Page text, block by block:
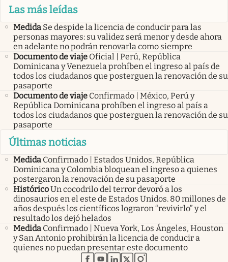
Las más leídas
Medida Se despide la licencia de conducir para las
personas mayores: su validez será menor y desde ahora
en adelante no podrán renovarla como siempre
Documento de viaje Oficial | Perú, República
Dominicana y Venezuela prohíben el ingreso al país de
todos los ciudadanos que posterguen la renovación de su
pasaporte
Documento de viaje Confirmado | México, Perú y
República Dominicana prohíben el ingreso al país a
todos los ciudadanos que posterguen la renovación de su
pasaporte
Últimas noticias
Medida Confirmado | Estados Unidos, República
Dominicana y Colombia bloquean el ingreso a quienes
postergaron la renovación de su pasaporte
HistóricoUn cocodrilo del terror devoró a los
dinosaurios en el este de Estados Unidos. 80 millones de
años después los científicos lograron “revivirlo” y el
resultado los dejó helados
Medida Confirmado | Nueva York, Los Ángeles, Houston
y San Antonio prohibirán la licencia de conducir a
quienes no puedan presentar este documento
abre en nueva pestaña
abre en nueva pestaña
abre en nueva pestaña
abre en nueva pestaña
abre en nueva pestaña